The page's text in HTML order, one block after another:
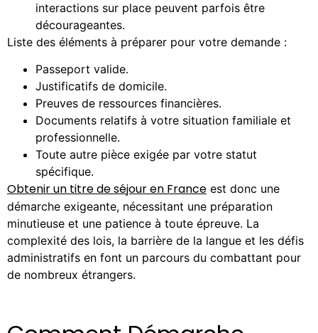
interactions sur place peuvent parfois être
décourageantes.
Liste des éléments à préparer pour votre demande :
Passeport valide.
Justificatifs de domicile.
Preuves de ressources financières.
Documents relatifs à votre situation familiale et
professionnelle.
Toute autre pièce exigée par votre statut
spécifique.
Obtenir un titre de séjour en France est donc une
démarche exigeante, nécessitant une préparation
minutieuse et une patience à toute épreuve. La
complexité des lois, la barrière de la langue et les défis
administratifs en font un parcours du combattant pour
de nombreux étrangers.